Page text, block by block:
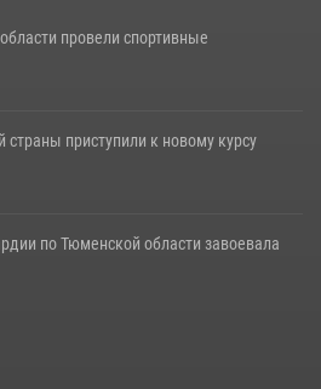
провели спортивные
страны приступили к новому курсу
по Тюменской области завоевала